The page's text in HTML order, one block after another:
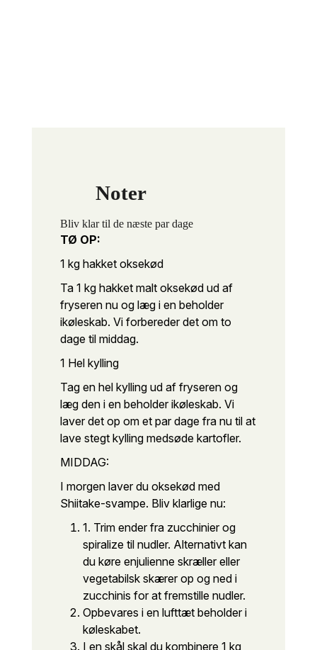
Noter
Bliv klar til de næste par dage
TØ OP:
1 kg hakket oksekød
Ta 1 kg hakket malt oksekød ud af
fryseren nu og læg i en beholder
ikøleskab. Vi forbereder det om to
dage til middag.
1 Hel kylling
Tag en hel kylling ud af fryseren og
læg den i en beholder ikøleskab. Vi
laver det op om et par dage fra nu til at
lave stegt kylling medsøde kartofler.
MIDDAG:
I morgen laver du oksekød med
Shiitake-svampe. Bliv klarlige nu:
1. Trim ender fra zucchinier og
spiralize til nudler. Alternativt kan
du køre enjulienne skræller eller
vegetabilsk skærer op og ned i
zucchinis for at fremstille nudler.
Opbevares i en lufttæt beholder i
køleskabet.
I en skål skal du kombinere 1 kg